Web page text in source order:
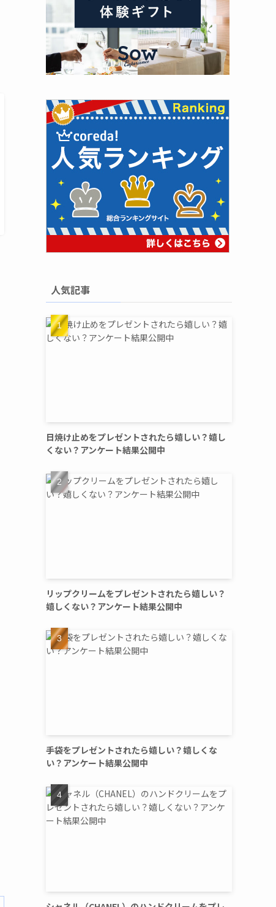
人気記事
日焼け止めをプレゼントされたら嬉しい？嬉し
くない？アンケート結果公開中
リップクリームをプレゼントされたら嬉しい？
嬉しくない？アンケート結果公開中
手袋をプレゼントされたら嬉しい？嬉しくな
い？アンケート結果公開中